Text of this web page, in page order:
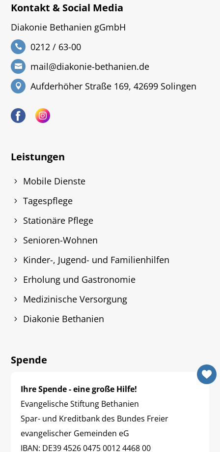
Kontakt & Social Media
Diakonie Bethanien gGmbH
0212 / 63-00
mail@diakonie-bethanien.de
Aufderhöher Straße 169, 42699 Solingen
Leistungen
Mobile Dienste
Tagespflege
Stationäre Pflege
Senioren-Wohnen
Kinder-, Jugend- und Familienhilfen
Erholung und Gastronomie
Medizinische Versorgung
Diakonie Bethanien
Spende
Ihre Spende - eine große Hilfe!
Evangelische Stiftung Bethanien
Spar- und Kreditbank des Bundes Freier
evangelischer Gemeinden eG
IBAN: DE39 4526 0475 0012 4468 00